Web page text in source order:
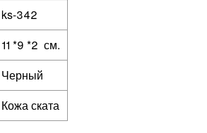
ks-342
11 *9 *2 см.
Черный
Кожа ската